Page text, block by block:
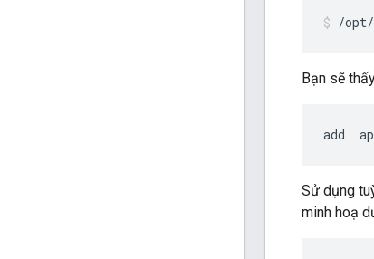
/opt/
Bạn sẽ
add
Sử dụng
minh hoạ